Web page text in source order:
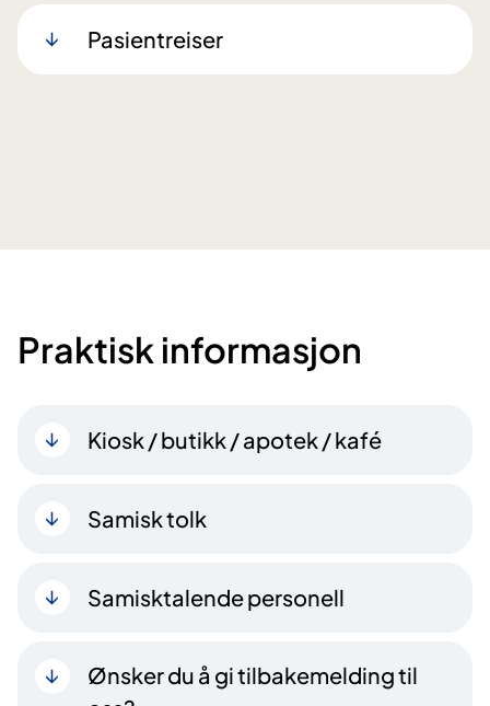
Pasientreiser
Praktisk informasjon
Kiosk / butikk / apotek / kafé
Samisk tolk
Samisktalende personell
Ønsker du å gi tilbakemelding til